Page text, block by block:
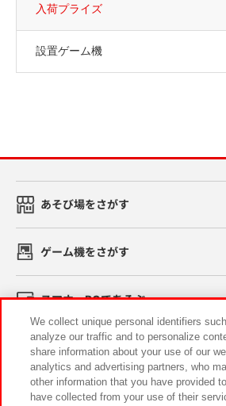
入荷プライズ
設置ゲーム機
あそび場をさがす
ゲーム機をさがす
スマホ・PCであそぶ
イベント・キャンペーン
We collect unique personal identifiers
analyze our traffic and to personalize
share information about your use of our
analytics and advertising partners, who
other information that you have provided
have collected from your use of their